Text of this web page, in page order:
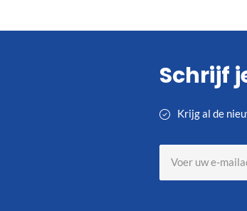
Schrijf
Krijg al de
op